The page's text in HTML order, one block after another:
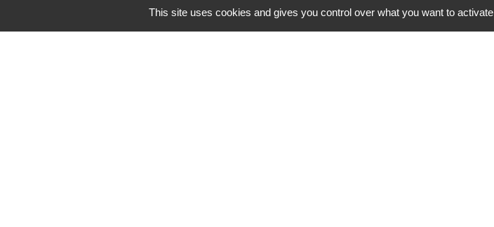
Liens
This site uses cookies and gives you control over what you want to activate